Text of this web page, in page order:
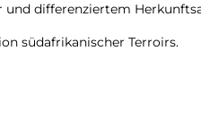
differenziertem
südafrikanischer Terroirs.